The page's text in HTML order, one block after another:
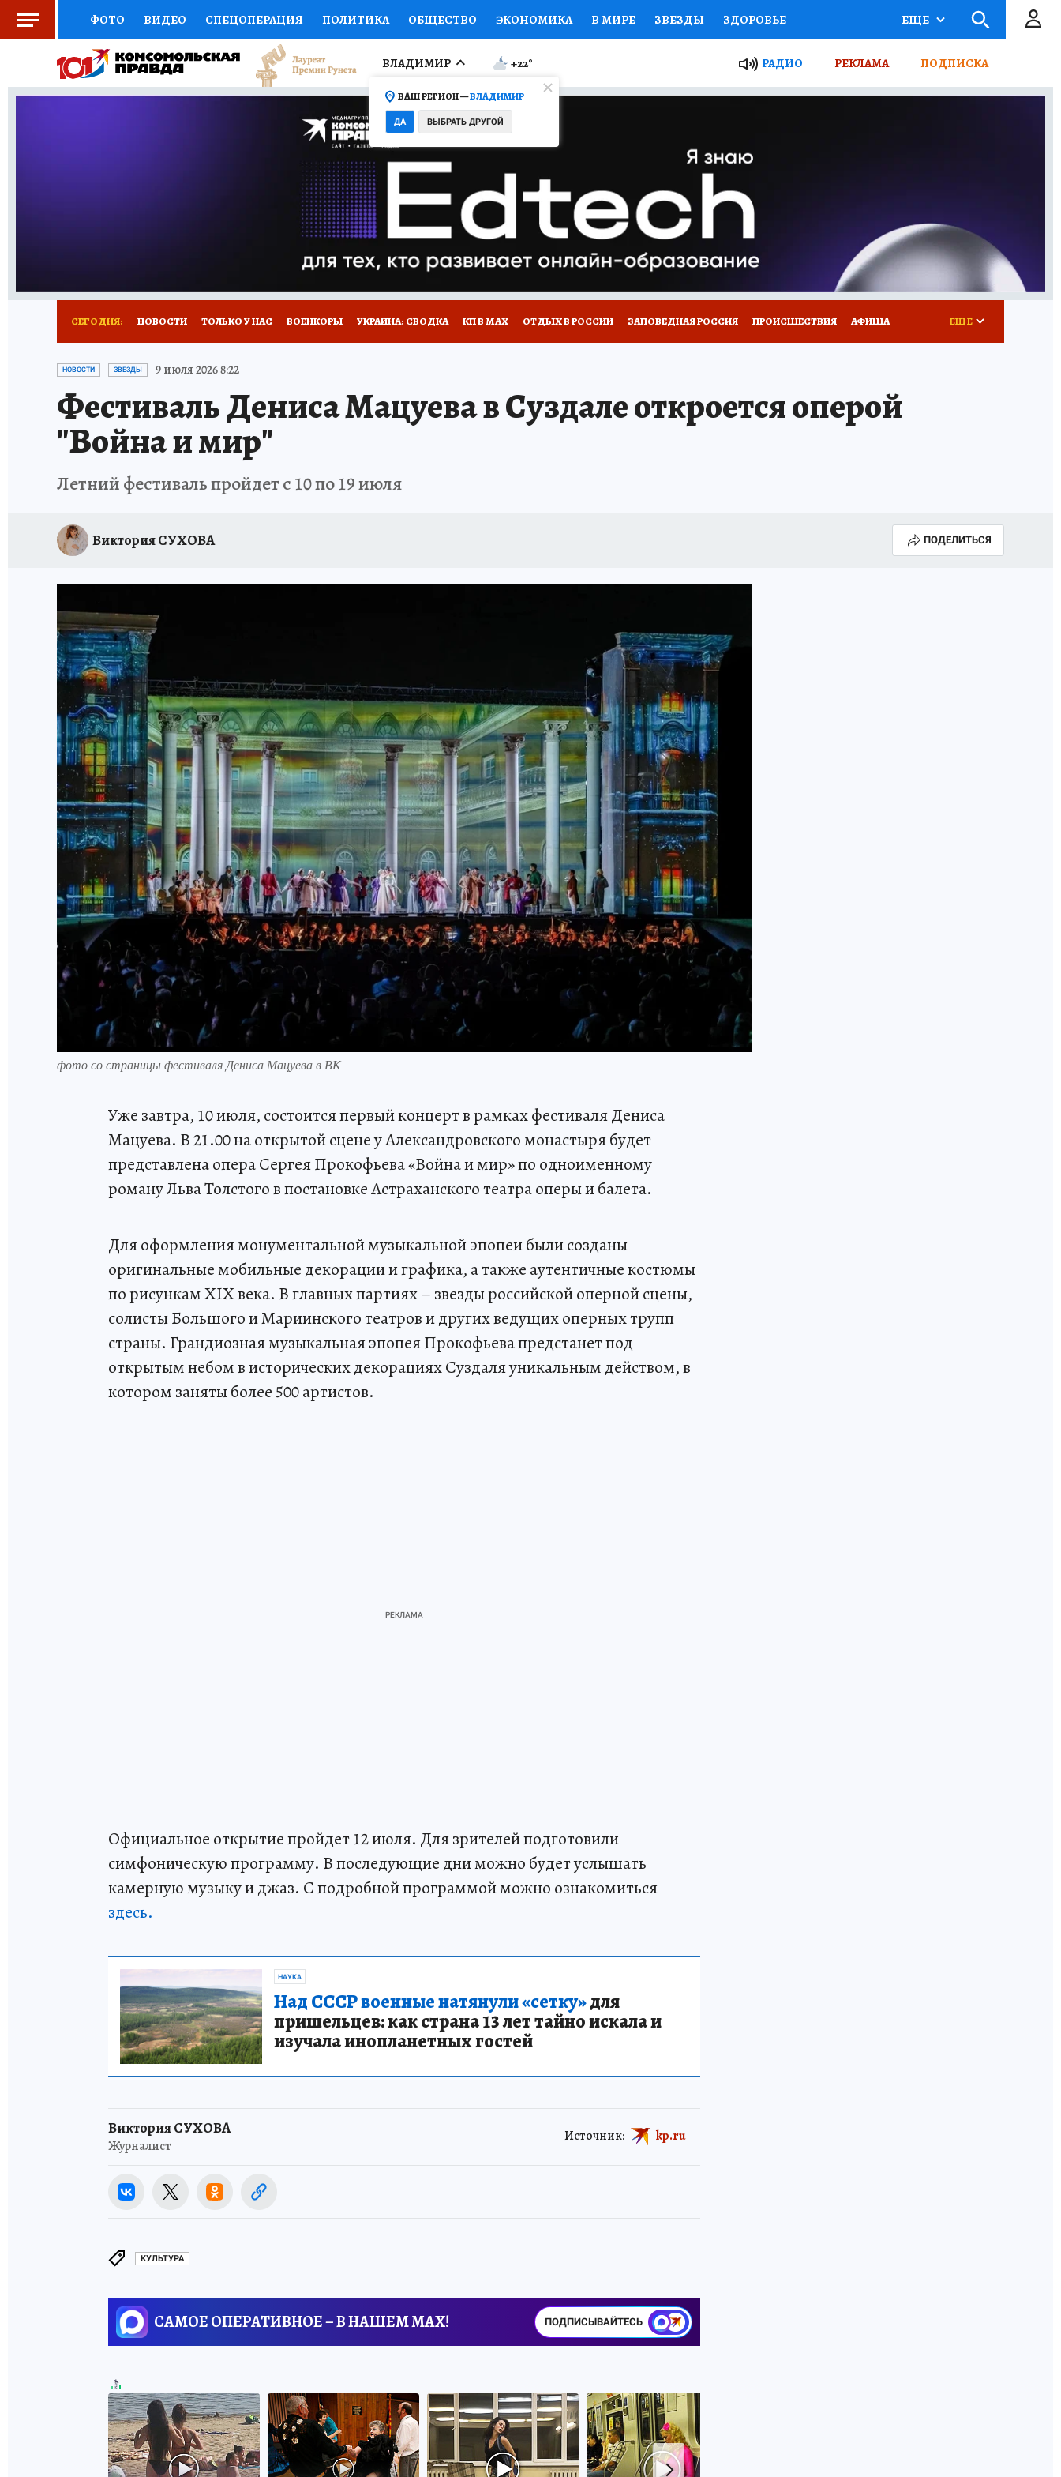
ФОТО ВИДЕО СПЕЦОПЕРАЦИЯ ПОЛИТИКА ОБЩЕСТВО ЭКОНОМИКА В МИРЕ ЗВЕЗДЫ ЗДОРОВЬЕ
СОЦПОДДЕРЖКА НАУКА СПОРТ КОЛУМНИСТЫ ПРОИСШЕСТВИЯ НАЦИОНАЛЬНЫЕ ПРОЕКТЫ РОССИИ
ВЫБОР ЭКСПЕРТОВ ДОКТОР ФИНАНСЫ ОТКРЫВАЕМ МИР Я ЗНАЮ СЕМЬЯ ЖЕНСКИЕ СЕКРЕТЫ ПУТЕВОДИТЕЛЬ
ПРОГНОЗЫ НА СПОРТ ПРОМОКОДЫ СЕРИАЛЫ
ТЕЛЕВИЗОР КОЛЛЕКЦИИ КОНКУРСЫ ГИД ПОТРЕБИТЕЛЯ
НОВОЕ НА САЙТЕ СПЕЦПРОЕКТЫ КП-ВЛАДИМИР
ЕЩЕ
ВЛАДИМИР
ВАШ РЕГИОН —ВЛАДИМИР
ДА ВЫБРАТЬ ДРУГОЙ
+22° РАДИО РЕКЛАМА ПОДПИСКА
СЕГОДНЯ: НОВОСТИ ТОЛЬКО У НАС ВОЕНКОРЫ УКРАИНА: СВОДКА КП В МАХ ОТДЫХ В РОССИИ ЗАПОВЕДНАЯ РОССИЯ ПРОИСШЕСТВИЯ АФИША
ИСПЫТАНО НА СЕБЕ
ЕЩЕ
НОВОСТИ ЗВЕЗДЫ 9 июля 2026 8:22
Фестиваль Дениса Мацуева в Суздале откроется оперой
"Война и мир"
Летний фестиваль пройдет с 10 по 19 июля
Виктория СУХОВА ПОДЕЛИТЬСЯ
фото со страницы фестиваля Дениса Мацуева в ВК
Уже завтра, 10 июля, состоится первый концерт в рамках фестиваля Дениса
Мацуева. В 21.00 на открытой сцене у Александровского монастыря будет
представлена опера Сергея Прокофьева «Война и мир» по одноименному
роману Льва Толстого в постановке Астраханского театра оперы и балета.
Для оформления монументальной музыкальной эпопеи были созданы
оригинальные мобильные декорации и графика, а также аутентичные костюмы
по рисункам XIX века. В главных партиях – звезды российской оперной сцены,
солисты Большого и Мариинского театров и других ведущих оперных трупп
страны. Грандиозная музыкальная эпопея Прокофьева предстанет под
открытым небом в исторических декорациях Суздаля уникальным действом, в
котором заняты более 500 артистов.
Официальное открытие пройдет 12 июля. Для зрителей подготовили
симфоническую программу. В последующие дни можно будет услышать
камерную музыку и джаз. С подробной программой можно ознакомиться
здесь.
НАУКА
Над СССР военные натянули «сетку»для
пришельцев: как страна 13 лет тайно искала и
изучала инопланетных гостей
Виктория СУХОВА
Журналист
Источник: kp.ru
КУЛЬТУРА
САМОЕ ОПЕРАТИВНОЕ – В НАШЕМ MAX! ПОДПИСЫВАЙТЕСЬ